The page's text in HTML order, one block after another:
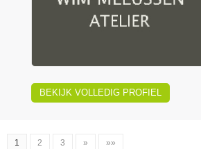
BEKIJK VOLLEDIG PROFIEL
1 2 3 » »»